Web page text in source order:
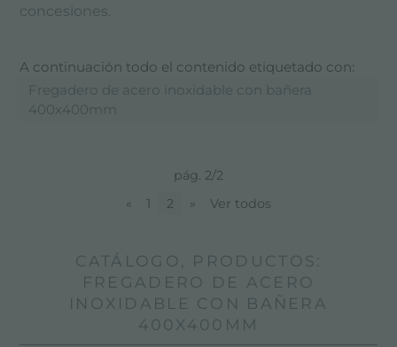
concesiones.
A continuación todo el contenido etiquetado con:
Fregadero de acero inoxidable con bañera
400x400mm
pág. 2/2
«
1 2 » Ver todos
CATÁLOGO, PRODUCTOS:
FREGADERO DE ACERO
INOXIDABLE CON BAÑERA
400X400MM